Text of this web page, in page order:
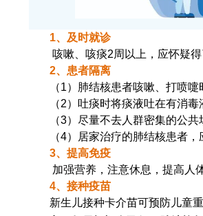
1、及时就诊
咳嗽、咳痰2周以上，应怀疑
2、患者隔离
（1）肺结核患者咳嗽、打喷
（2）吐痰时将痰液吐在有消
（3）尽量不去人群密集的公
（4）居家治疗的肺结核患者
3、提高免疫
加强营养，注意休息，提高人
4、接种疫苗
新生儿接种卡介苗可预防儿童